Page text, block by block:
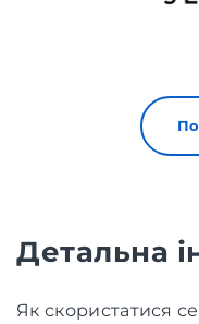
Детальна
Як скористатися